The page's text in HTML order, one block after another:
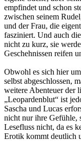
empfindet und schon
zwischen seinem
und der Frau, die
fasziniert. Und auch
nicht zu kurz, sie
Geschehnissen reifen
Obwohl es sich hier
selbst abgeschlossen,
weitere Abenteuer der
„Leopardenblut“ ist
Sascha und Lucas
nicht nur ihre Gefühle,
Lesefluss nicht, da es
Erotik kommt deutlich